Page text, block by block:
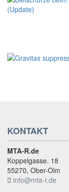
KONTAKT
MTA-R.de
Koppelgasse. 18
55270, Ober-Olm
info@mta-r.de